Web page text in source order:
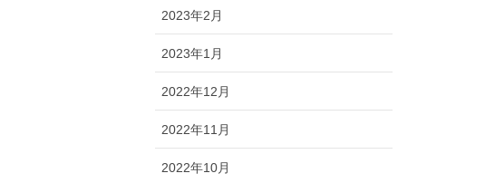
2023年2月
2023年1月
2022年12月
2022年11月
2022年10月